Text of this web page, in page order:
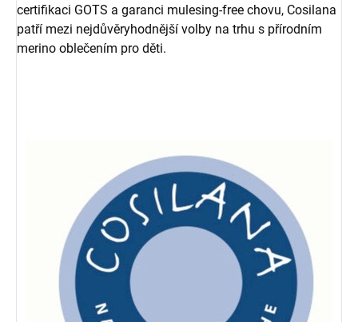
certifikaci GOTS a garanci mulesing-free chovu, Cosilana
patří mezi nejdůvěryhodnější volby na trhu s přírodním
merino oblečením pro děti.